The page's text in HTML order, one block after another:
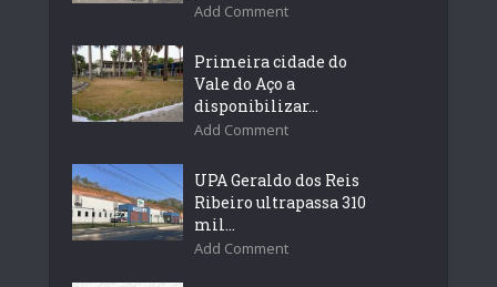
Add Comment
Primeira cidade do
Vale do Aço a
disponibilizar...
Add Comment
UPA Geraldo dos Reis
Ribeiro ultrapassa 310
mil...
Add Comment